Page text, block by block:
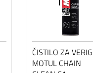
ČISTILO ZA
MOTUL CHAIN